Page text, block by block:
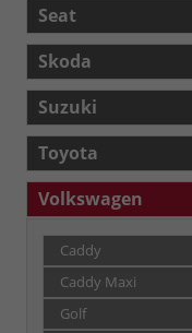
Seat
Skoda
Suzuki
Toyota
Volkswagen
Caddy
Caddy Maxi
Golf